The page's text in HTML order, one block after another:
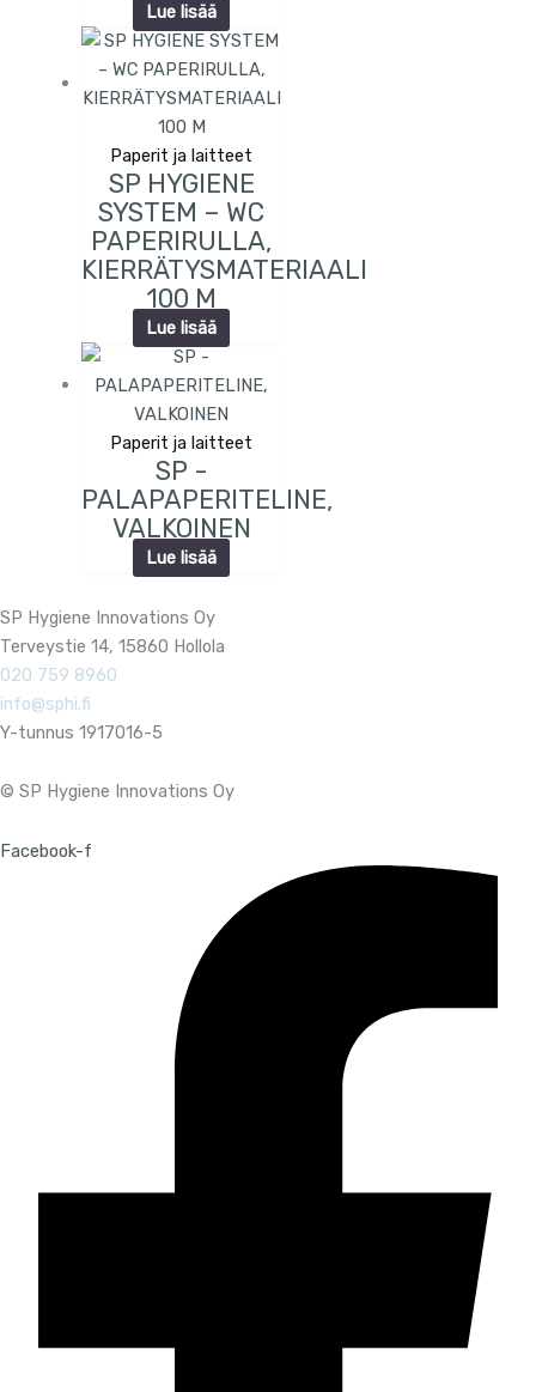
Lue lisää
Paperit ja laitteet
SP HYGIENE
SYSTEM – WC
PAPERIRULLA,
KIERRÄTYSMATERIAALI
100 M
Lue lisää
Paperit ja laitteet
SP -
PALAPAPERITELINE,
VALKOINEN
Lue lisää
SP Hygiene Innovations Oy
Terveystie 14, 15860 Hollola
020 759 8960
info@sphi.fi
Y-tunnus 1917016-5
© SP Hygiene Innovations Oy
Facebook-f